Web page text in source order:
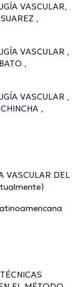
VASCULAR,
,
VASCULAR ,
,
VASCULAR ,
,
VASCULAR DEL